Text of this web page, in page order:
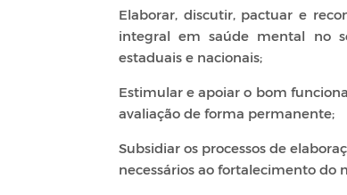
Elaborar, discutir, pactuar e
integral em saúde mental no
estaduais e nacionais;
Estimular e apoiar o bom
avaliação de forma permanente;
Subsidiar os processos de
necessários ao fortalecimento do